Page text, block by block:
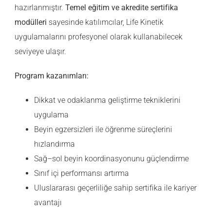
hazırlanmıştır. Temel eğitim ve akredite sertifika
modülleri sayesinde katılımcılar, Life Kinetik
uygulamalarını profesyonel olarak kullanabilecek
seviyeye ulaşır.
Program kazanımları:
Dikkat ve odaklanma geliştirme tekniklerini
uygulama
Beyin egzersizleri ile öğrenme süreçlerini
hızlandırma
Sağ–sol beyin koordinasyonunu güçlendirme
Sınıf içi performansı artırma
Uluslararası geçerliliğe sahip sertifika ile kariyer
avantajı